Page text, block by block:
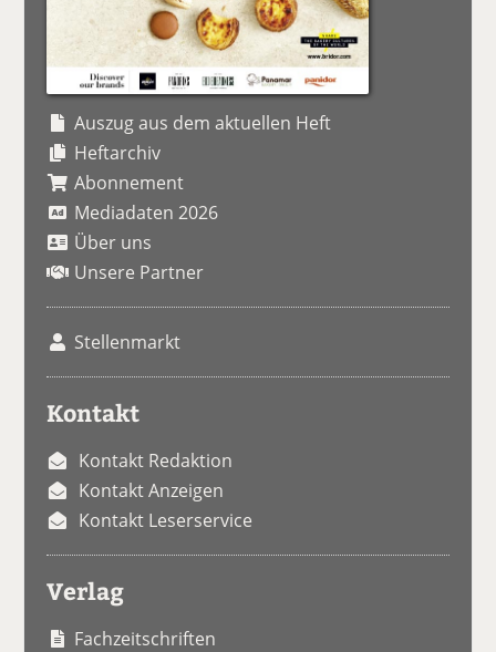
Auszug aus dem aktuellen Heft
Heftarchiv
Abonnement
Mediadaten 2026
Über uns
Unsere Partner
Stellenmarkt
Kontakt
Kontakt Redaktion
Kontakt Anzeigen
Kontakt Leserservice
Verlag
Fachzeitschriften